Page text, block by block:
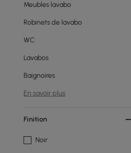
Meubles lavabo
Robinets de lavabo
WC
Lavabos
Baignoires
En savoir plus
Finition
Noir